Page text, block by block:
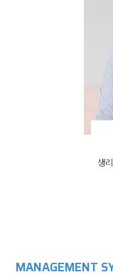
생
MANAGEMENT